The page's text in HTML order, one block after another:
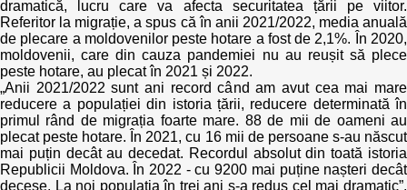
dramatică, lucru care va afecta securitatea țării pe viitor.
Referitor la migrație, a spus că în anii 2021/2022, media anuală
de plecare a moldovenilor peste hotare a fost de 2,1%. În 2020,
moldovenii, care din cauza pandemiei nu au reușit să plece
peste hotare, au plecat în 2021 și 2022.
„Anii 2021/2022 sunt ani record când am avut cea mai mare
reducere a populației din istoria țării, reducere determinată în
primul rând de migrația foarte mare. 88 de mii de oameni au
plecat peste hotare. În 2021, cu 16 mii de persoane s-au născut
mai puțin decât au decedat. Recordul absolut din toată istoria
Republicii Moldova. În 2022 - cu 9200 mai puține nașteri decât
decese. La noi populația în trei ani s-a redus cel mai dramatic”,